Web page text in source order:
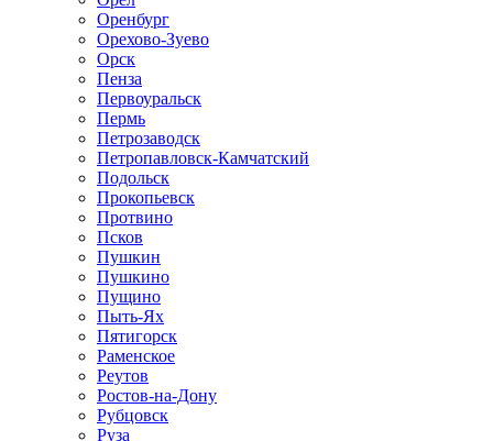
Оренбург
Орехово-Зуево
Орск
Пенза
Первоуральск
Пермь
Петрозаводск
Петропавловск-Камчатский
Подольск
Прокопьевск
Протвино
Псков
Пушкин
Пушкино
Пущино
Пыть-Ях
Пятигорск
Раменское
Реутов
Ростов-на-Дону
Рубцовск
Руза